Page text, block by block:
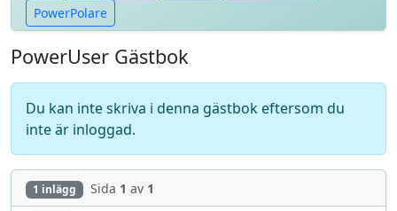
PowerPolare
PowerUser Gästbok
Du kan inte skriva i denna gästbok eftersom du
inte är inloggad.
1 inlägg Sida 1 av 1